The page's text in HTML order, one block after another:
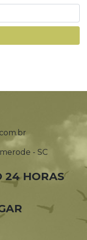
- SC
24 HORAS